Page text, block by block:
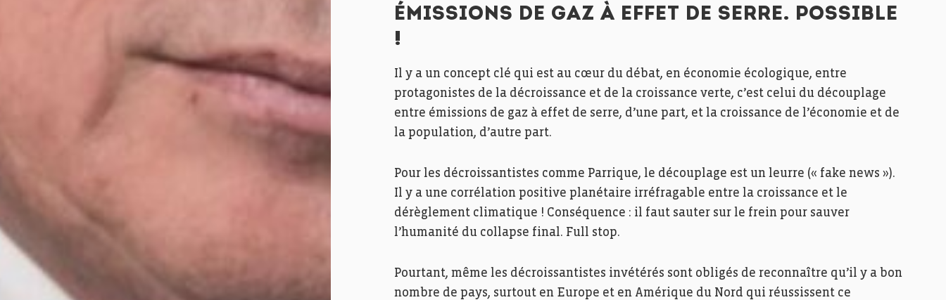
ÉMISSIONS DE GAZ À EFFET DE SERRE. POSSIBLE
!
Il y a un concept clé qui est au cœur du débat, en économie écologique, entre
protagonistes de la décroissance et de la croissance verte, c’est celui du découplage
entre émissions de gaz à effet de serre, d’une part, et la croissance de l’économie et de
la population, d’autre part.
Pour les décroissantistes comme Parrique, le découplage est un leurre (« fake news »).
Il y a une corrélation positive planétaire irréfragable entre la croissance et le
dérèglement climatique ! Conséquence : il faut sauter sur le frein pour sauver
l’humanité du collapse final. Full stop.
Pourtant, même les décroissantistes invétérés sont obligés de reconnaître qu’il y a bon
nombre de pays, surtout en Europe et en Amérique du Nord qui réussissent ce